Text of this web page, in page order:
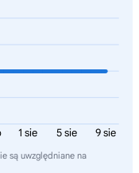
9 sie
5 sie
1 sie
są uwzględniane na